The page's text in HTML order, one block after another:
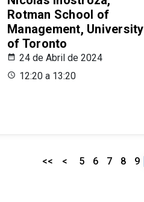
Rotman School of
Management, University
of Toronto
24 de Abril de 2024
12:20 a 13:20
<< < 5 6 7 8 9